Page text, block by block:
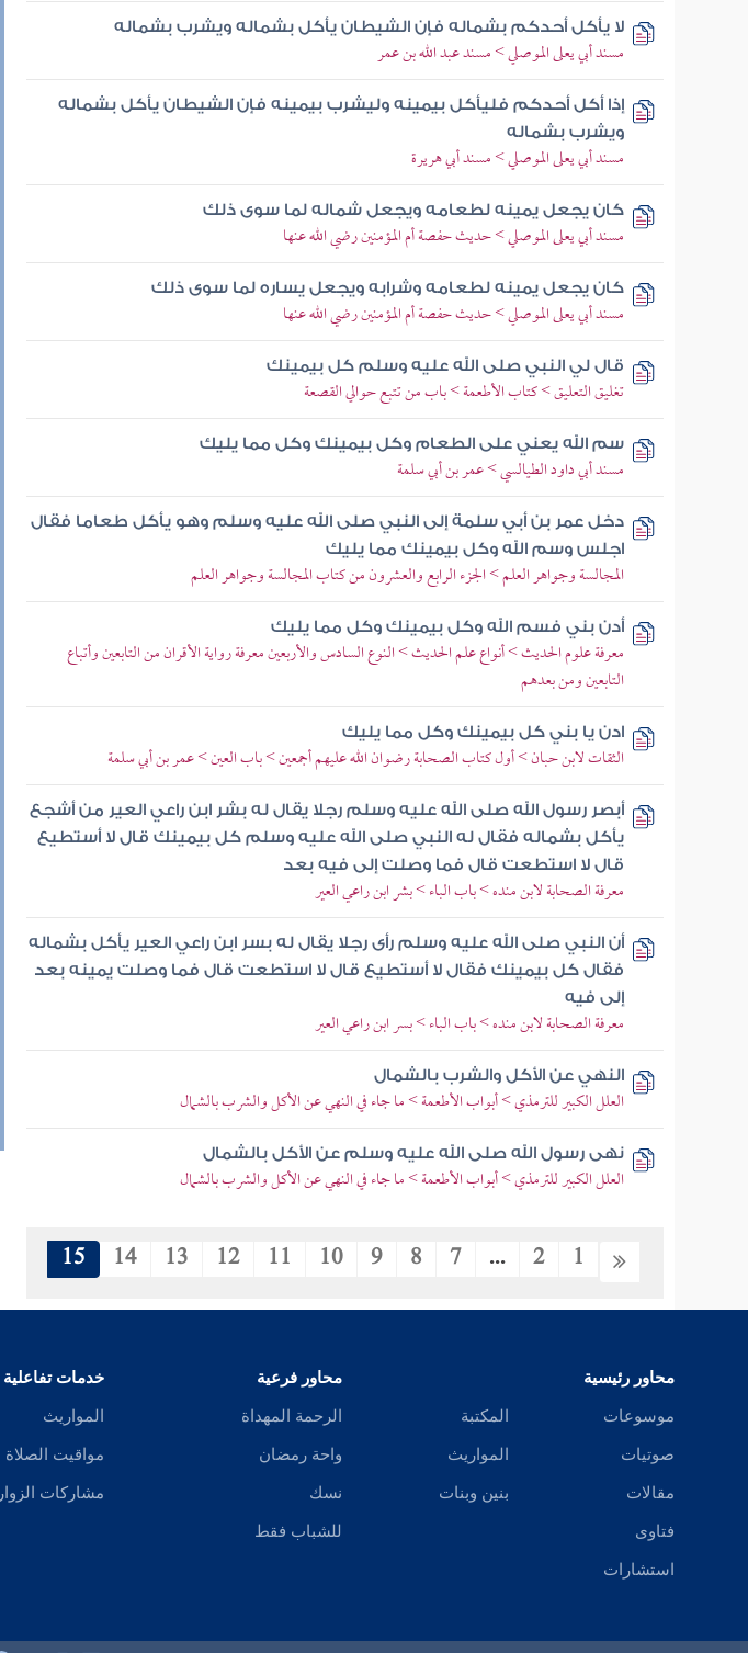
لا يأكل أحدكم بشماله فإن الشيطان يأكل بشماله ويشرب بشماله
مسند أبي يعلى الموصلي > مسند عبد الله بن عمر
إذا أكل أحدكم فليأكل بيمينه وليشرب بيمينه فإن الشيطان يأكل بشماله
ويشرب بشماله
مسند أبي يعلى الموصلي > مسند أبي هريرة
كان يجعل يمينه لطعامه ويجعل شماله لما سوى ذلك
مسند أبي يعلى الموصلي > حديث حفصة أم المؤمنين رضي الله عنها
كان يجعل يمينه لطعامه وشرابه ويجعل يساره لما سوى ذلك
مسند أبي يعلى الموصلي > حديث حفصة أم المؤمنين رضي الله عنها
قال لي النبي صلى الله عليه وسلم كل بيمينك
تغليق التعليق > كتاب الأطعمة > باب من تتبع حوالي القصعة
سم الله يعني على الطعام وكل بيمينك وكل مما يليك
مسند أبي داود الطيالسي > عمر بن أبي سلمة
دخل عمر بن أبي سلمة إلى النبي صلى الله عليه وسلم وهو يأكل طعاما فقال
اجلس وسم الله وكل بيمينك مما يليك
المجالسة وجواهر العلم > الجزء الرابع والعشرون من كتاب المجالسة وجواهر العلم
أدن بني فسم الله وكل بيمينك وكل مما يليك
معرفة علوم الحديث > أنواع علم الحديث > النوع السادس والأربعين معرفة رواية الأقران من التابعين وأتباع
التابعين ومن بعدهم
ادن يا بني كل بيمينك وكل مما يليك
الثقات لابن حبان > أول كتاب الصحابة رضوان الله عليهم أجمعين > باب العين > عمر بن أبي سلمة
أبصر رسول الله صلى الله عليه وسلم رجلا يقال له بشر ابن راعي العير من أشجع
يأكل بشماله فقال له النبي صلى الله عليه وسلم كل بيمينك قال لا أستطيع
قال لا استطعت قال فما وصلت إلى فيه بعد
معرفة الصحابة لابن منده > باب الباء > بشر ابن راعي العير
أن النبي صلى الله عليه وسلم رأى رجلا يقال له بسر ابن راعي العير يأكل بشماله
فقال كل بيمينك فقال لا أستطيع قال لا استطعت قال فما وصلت يمينه بعد
إلى فيه
معرفة الصحابة لابن منده > باب الباء > بسر ابن راعي العير
النهي عن الأكل والشرب بالشمال
العلل الكبير للترمذي > أبواب الأطعمة > ما جاء في النهي عن الأكل والشرب بالشمال
نهى رسول الله صلى الله عليه وسلم عن الأكل بالشمال
العلل الكبير للترمذي > أبواب الأطعمة > ما جاء في النهي عن الأكل والشرب بالشمال
1
2
...
7
8
9
10
11
12
13
14
15
محاور رئيسية
موسوعات
صوتيات
مقالات
فتاوى
استشارات
المكتبة
المواريث
بنين وبنات
محاور فرعية
الرحمة المهداة
واحة رمضان
نسك
للشباب فقط
خدمات تفاعلية
المواريث
مواقيت الصلاة
مشاركات الزوار